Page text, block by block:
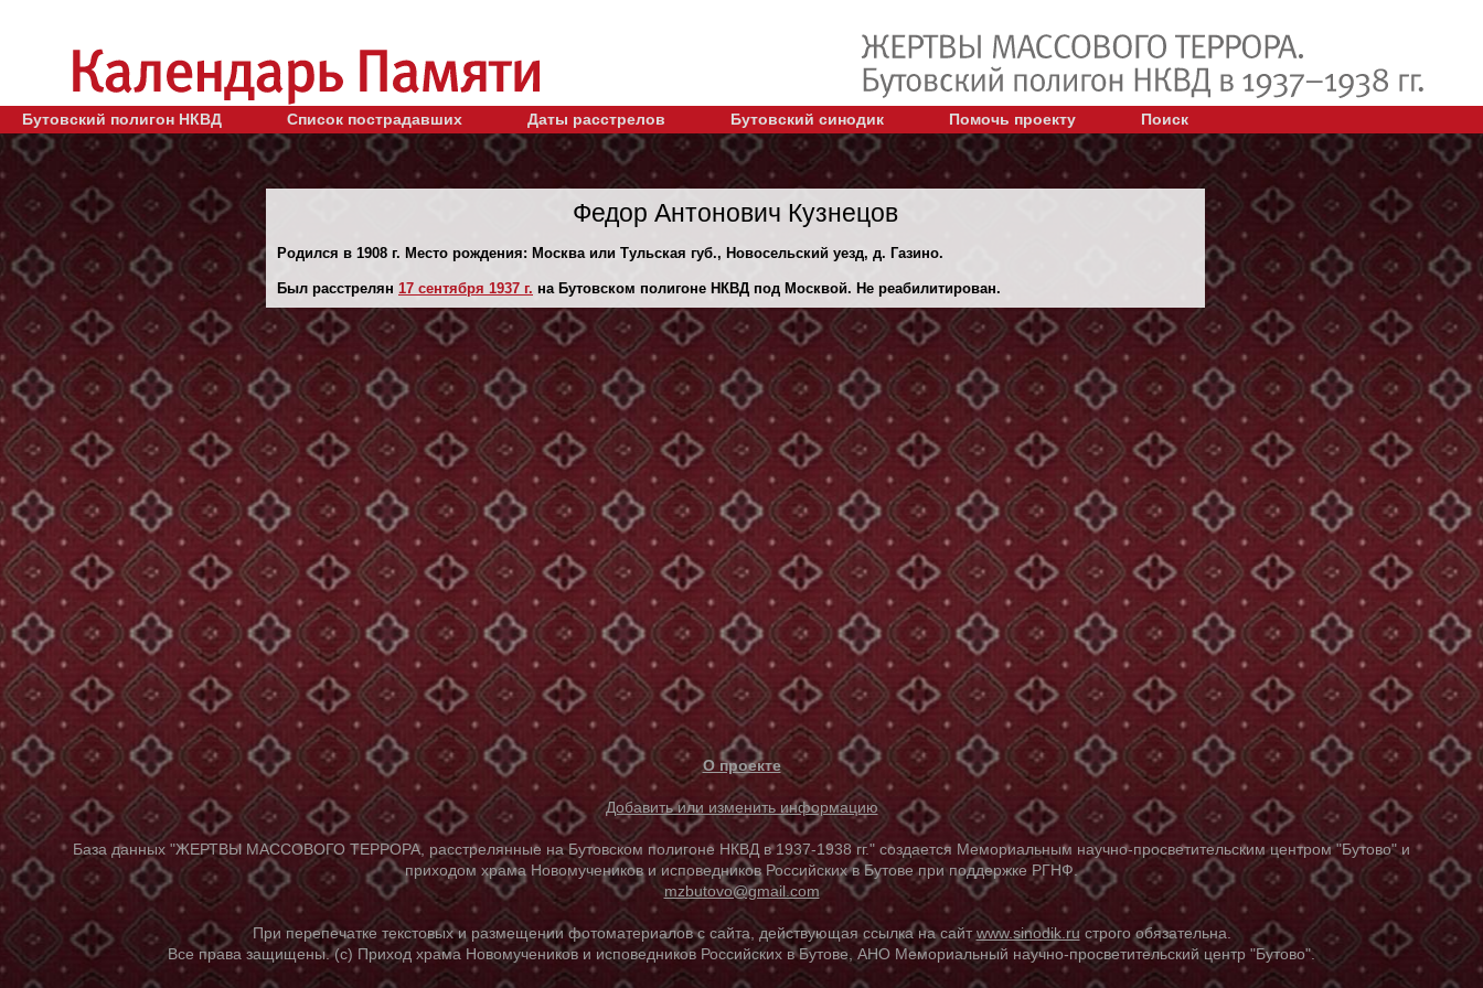
Бутовский полигон НКВД Список пострадавших Даты расстрелов Бутовский синодик Помочь проекту Поиск
Федор Антонович Кузнецов
Родился в 1908 г. Место рождения: Москва или Тульская губ., Новосельский уезд, д. Газино.
Был расстрелян 17 сентября 1937 г. на Бутовском полигоне НКВД под Москвой. Не реабилитирован.
О проекте
Добавить или изменить информацию
База данных "ЖЕРТВЫ МАССОВОГО ТЕРРОРА, расстрелянные на Бутовском полигоне НКВД в 1937-1938 гг." создается Мемориальным научно-просветительским центром "Бутово" и
приходом храма Новомучеников и исповедников Российских в Бутове при поддержке РГНФ.
mzbutovo@gmail.com
При перепечатке текстовых и размещении фотоматериалов с сайта, действующая ссылка на сайтwww.sinodik.ru строго обязательна.
Все права защищены. (с) Приход храма Новомучеников и исповедников Российских в Бутове, АНО Мемориальный научно-просветительский центр "Бутово".